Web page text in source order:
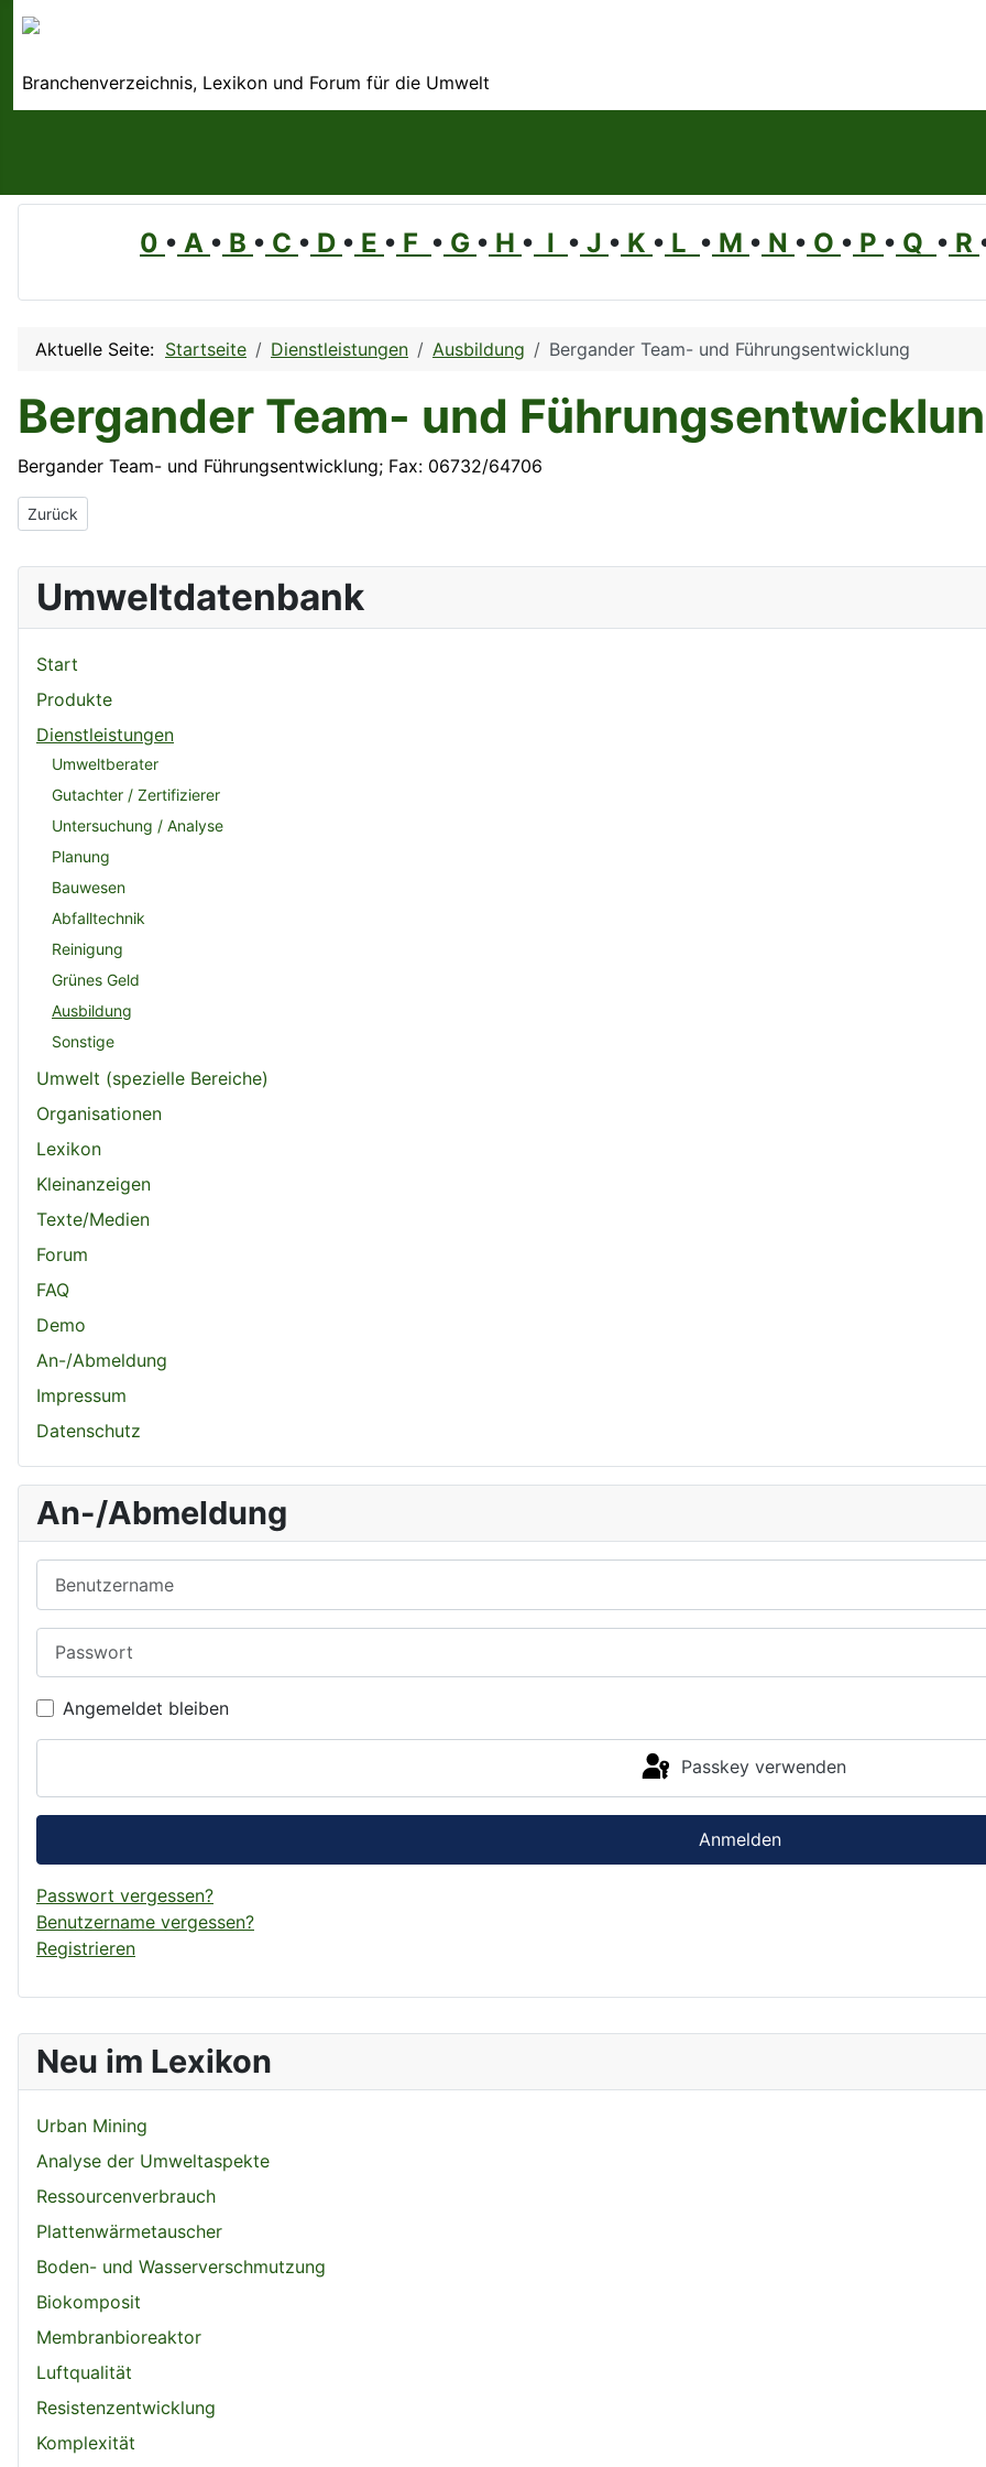
Branchenverzeichnis, Lexikon und Forum für die Umwelt
0 • A • B • C • D • E • F • G • H • I • J • K • L • M • N • O • P • Q • R
Neu im Lexikon
Urban Mining
Analyse der Umweltaspekte
Ressourcenverbrauch
Plattenwärmetauscher
Boden- und Wasserverschmutzung
Biokomposit
Membranbioreaktor
Luftqualität
Resistenzentwicklung
Komplexität
Aktuelle Seite: Startseite Dienstleistungen Ausbildung Bergander Team- und Führungsentwicklung
Bergander Team- und
Bergander Team- und Führungsentwicklung; Fax: 06732/64706
Vorheriger Beitrag: ATM Das Technologie-Zentrum im neuen Seenland
Zurück
Umweltdatenbank
Start
Produkte
Dienstleistungen
Umweltberater
Gutachter / Zertifizierer
Untersuchung / Analyse
Planung
Bauwesen
Abfalltechnik
Reinigung
Grünes Geld
Ausbildung
Sonstige
Umwelt (spezielle Bereiche)
Organisationen
Lexikon
Kleinanzeigen
Texte/Medien
Forum
FAQ
Demo
An-/Abmeldung
Impressum
Datenschutz
An-/Abmeldung
Angemeldet bleiben
Passkey verwenden
Anmelden
Passwort vergessen?
Benutzername vergessen?
Registrieren